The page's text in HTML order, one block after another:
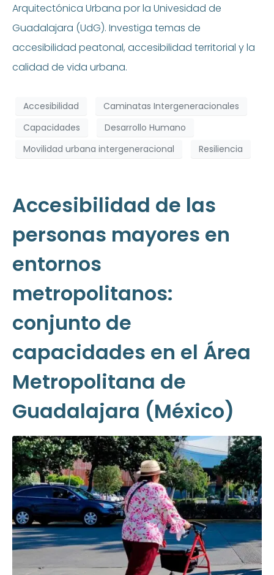
Arquitectónica Urbana por la Univesidad de
Guadalajara (UdG). Investiga temas de
accesibilidad peatonal, accesibilidad territorial y la
calidad de vida urbana.
Accesibilidad
Caminatas Intergeneracionales
Capacidades
Desarrollo Humano
Movilidad urbana intergeneracional
Resiliencia
Accesibilidad de las
personas mayores en
entornos
metropolitanos:
conjunto de
capacidades en el Área
Metropolitana de
Guadalajara (México)